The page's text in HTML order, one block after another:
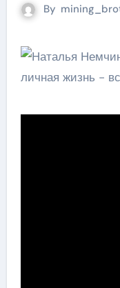
By